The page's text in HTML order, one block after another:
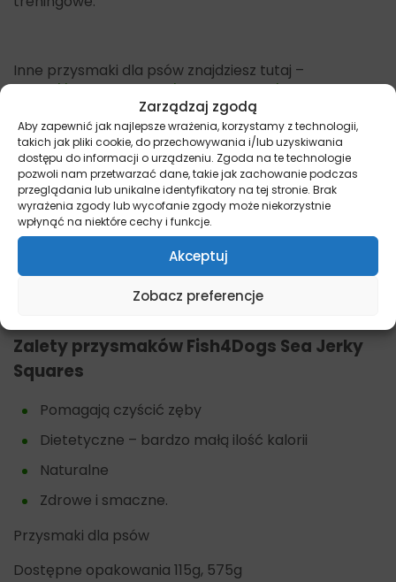
Zarządzaj zgodą
Aby zapewnić jak najlepsze wrażenia, korzystamy z technologii,
takich jak pliki cookie, do przechowywania i/lub uzyskiwania
dostępu do informacji o urządzeniu. Zgoda na te technologie
pozwoli nam przetwarzać dane, takie jak zachowanie podczas
przeglądania lub unikalne identyfikatory na tej stronie. Brak
wyrażenia zgody lub wycofanie zgody może niekorzystnie
wpłynąć na niektóre cechy i funkcje.
Akceptuj
Zobacz preferencje
Inne przysmaki dla psów znajdziesz tutaj –
Najważniejsze cechy przysmaków
Fish4Dogs Sea Jerky Squares
100% skóra ryby – i nic więcej !
Bogate w kwasy Omega 3
Bez sztucznych dodatków i konserwantów.
Zalety przysmaków Fish4Dogs Sea Jerky
Squares
Pomagają czyścić zęby
Dietetyczne – bardzo małą ilość kalorii
Naturalne
Zdrowe i smaczne.
Przysmaki dla psów
Dostępne opakowania 115g, 575g